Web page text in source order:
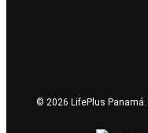
© 2026 LifePlus Panamá.